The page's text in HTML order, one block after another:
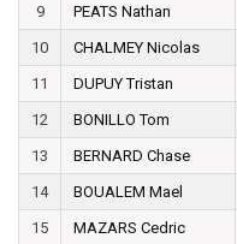
9
PEATS Nathan
10
CHALMEY Nicolas
11
DUPUY Tristan
12
BONILLO Tom
13
BERNARD Chase
14
BOUALEM Mael
15
MAZARS Cedric